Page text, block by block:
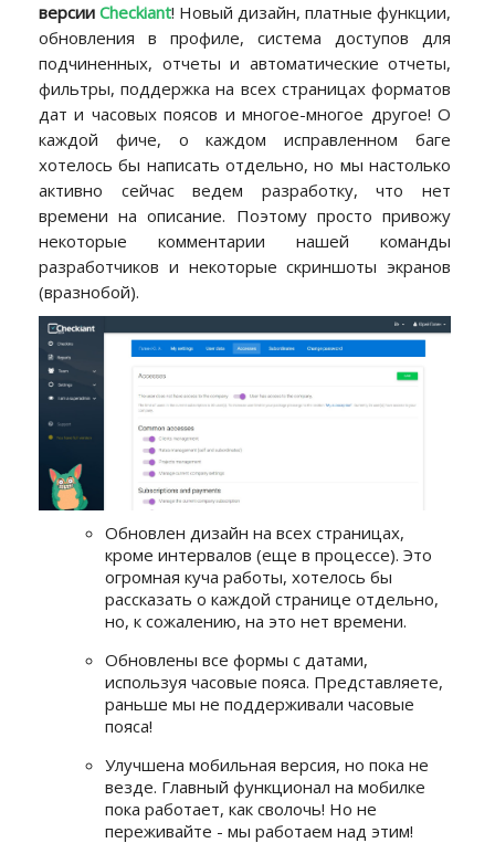
версии Checkiant! Новый дизайн, платные функции,
обновления в профиле, система доступов для
подчиненных, отчеты и автоматические отчеты,
фильтры, поддержка на всех страницах форматов
дат и часовых поясов и многое-многое другое! О
каждой фиче, о каждом исправленном баге
хотелось бы написать отдельно, но мы настолько
активно сейчас ведем разработку, что нет
времени на описание. Поэтому просто привожу
некоторые комментарии нашей команды
разработчиков и некоторые скриншоты экранов
(вразнобой).
Обновлен дизайн на всех страницах,
кроме интервалов (еще в процессе). Это
огромная куча работы, хотелось бы
рассказать о каждой странице отдельно,
но, к сожалению, на это нет времени.
Обновлены все формы с датами,
используя часовые пояса. Представляете,
раньше мы не поддерживали часовые
пояса!
Улучшена мобильная версия, но пока не
везде. Главный функционал на мобилке
пока работает, как сволочь! Но не
переживайте - мы работаем над этим!